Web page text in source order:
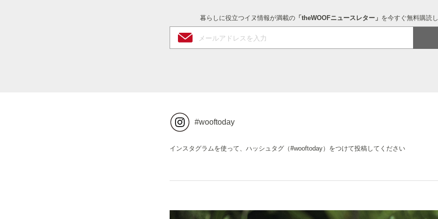
暮らしに役立つイヌ情報が満載の「theWOOFニュースレター」 を今すぐ無料購読
#wooftoday
インスタグラムを使って、ハッシュタグ （#wooftoday）をつけて投稿してください